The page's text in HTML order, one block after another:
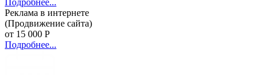
Подробнее...
Реклама в интернете
(Продвижение сайта)
от 15 000 Р
Подробнее...